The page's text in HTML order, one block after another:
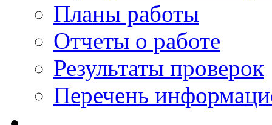
Планы работы
Отчеты о работе
Результаты проверок
Перечень